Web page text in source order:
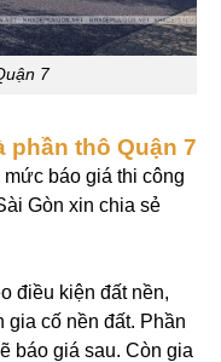
7
phần thô Quận 7
báo giá thi công
Gòn xin chia sẻ
điều kiện đất nền,
gia cố nền đất. Phần
báo giá sau. Còn gia